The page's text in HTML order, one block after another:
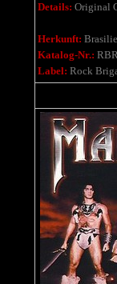
Details: Original
Herkunft:
Katalog-Nr.:
Label: Rock